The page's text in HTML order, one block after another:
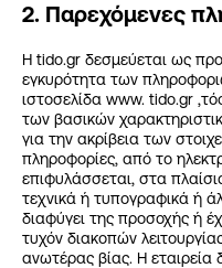
2. Παρεχόμενες
Η tido.gr δεσμεύεται ως
εγκυρότητα των
ιστοσελίδα www. tido.gr
των βασικών
για την ακρίβεια των
πληροφορίες, από το
επιφυλάσσεται, στα
τεχνικά ή τυπογραφικά ή
διαφύγει της προσοχής ή
τυχόν διακοπών
ανωτέρας βίας. Η εταιρεία